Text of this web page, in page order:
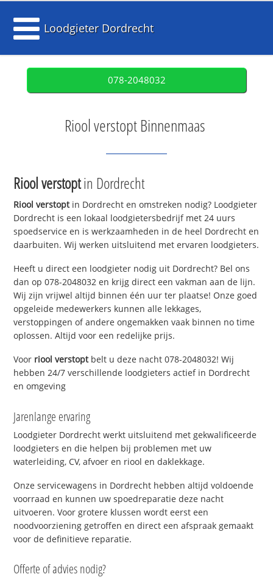
Loodgieter Dordrecht
078-2048032
Riool verstopt Binnenmaas
Riool verstoptin Dordrecht
Riool verstoptin Dordrecht en omstreken nodig? Loodgieter
Dordrecht is een lokaal loodgietersbedrijf met 24 uurs
spoedservice en is werkzaamheden in de heel Dordrecht en
daarbuiten. Wij werken uitsluitend met ervaren loodgieters.
Heeft u direct een loodgieter nodig uit Dordrecht? Bel ons
dan op 078-2048032 en krijg direct een vakman aan de lijn.
Wij zijn vrijwel altijd binnen één uur ter plaatse! Onze goed
opgeleide medewerkers kunnen alle lekkages,
verstoppingen of andere ongemakken vaak binnen no time
oplossen. Altijd voor een redelijke prijs.
Voor riool verstoptbelt u deze nacht 078-2048032! Wij
hebben 24/7 verschillende loodgieters actief in Dordrecht
en omgeving
Jarenlange ervaring
Loodgieter Dordrecht werkt uitsluitend met gekwalificeerde
loodgieters en die helpen bij problemen met uw
waterleiding, CV, afvoer en riool en daklekkage.
Onze servicewagens in Dordrecht hebben altijd voldoende
voorraad en kunnen uw spoedreparatie deze nacht
uitvoeren. Voor grotere klussen wordt eerst een
noodvoorziening getroffen en direct een afspraak gemaakt
voor de definitieve reparatie.
Offerte of advies nodig?